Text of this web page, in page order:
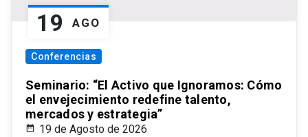
19 AGO
Conferencias
Seminario: “El Activo que Ignoramos: Cómo
el envejecimiento redefine talento,
mercados y estrategia”
19 de Agosto de 2026